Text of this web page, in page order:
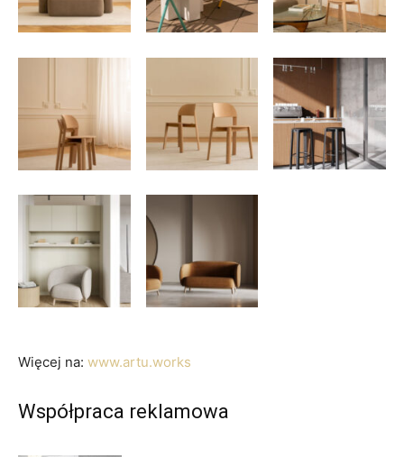
Więcej na: www.artu.works
Współpraca reklamowa